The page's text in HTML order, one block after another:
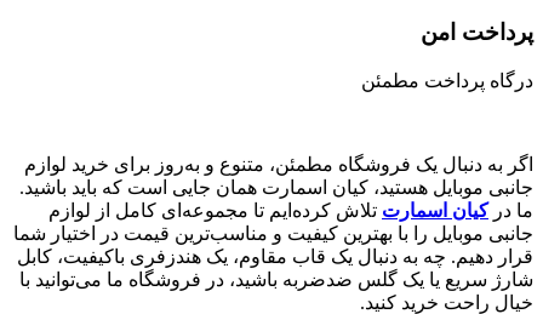
پرداخت امن
درگاه پرداخت مطمئن
اگر به دنبال یک فروشگاه مطمئن، متنوع و به‌روز برای خرید لوازم
جانبی موبایل هستید، کیان اسمارت همان جایی است که باید باشید.
ما درکیان اسمارت تلاش کرده‌ایم تا مجموعه‌ای کامل از لوازم
جانبی موبایل را با بهترین کیفیت و مناسب‌ترین قیمت در اختیار شما
قرار دهیم. چه به دنبال یک قاب مقاوم، یک هندزفری باکیفیت، کابل
شارژ سریع یا یک گلس ضدضربه باشید، در فروشگاه ما می‌توانید با
خیال راحت خرید کنید.